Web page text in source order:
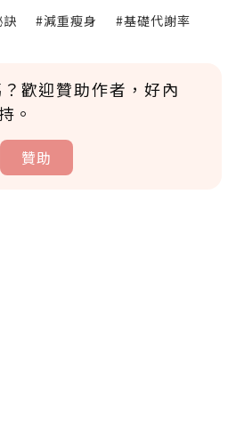
#減重瘦身 #基礎代謝率
歡迎贊助作者，好內
。
贊助